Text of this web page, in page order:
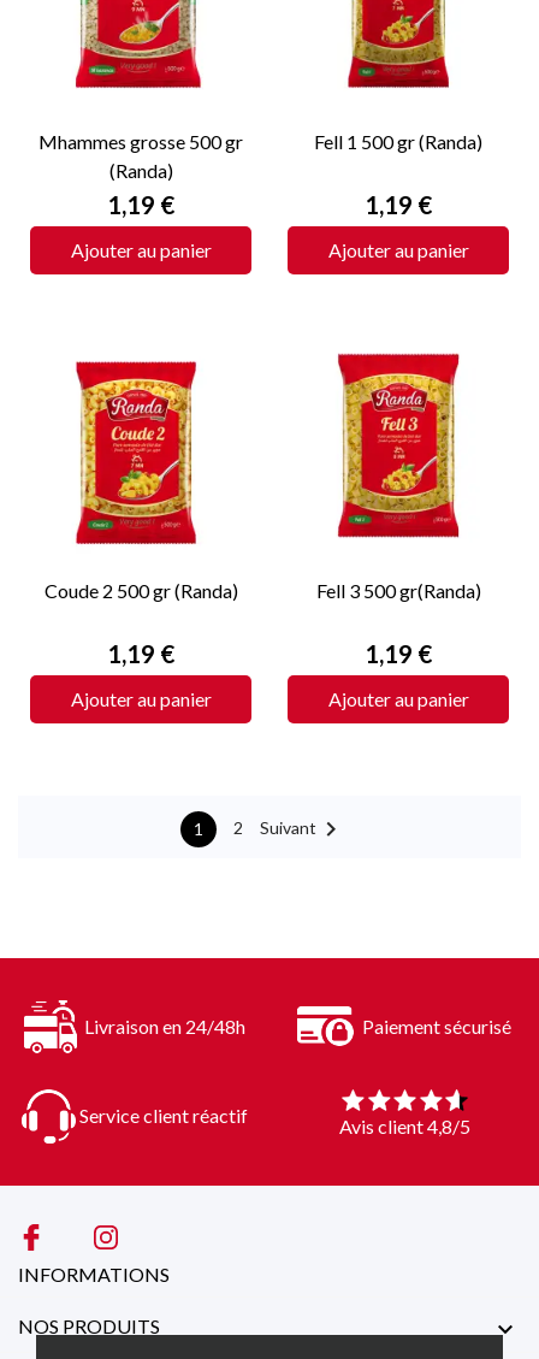
Mhammes grosse 500 gr
(Randa)
Prix
1,19 €
Ajouter au panier
Fell 1 500 gr (Randa)
Prix
1,19 €
Ajouter au panier
Coude 2 500 gr (Randa)
Prix
1,19 €
Ajouter au panier
Fell 3 500 gr(Randa)
Prix
1,19 €
Ajouter au panier
1 2 Suivant 
Livraison en 24/48h Paiement sécurisé
Service client réactif Avis client 4,8/5
INFORMATIONS
NOS PRODUITS 